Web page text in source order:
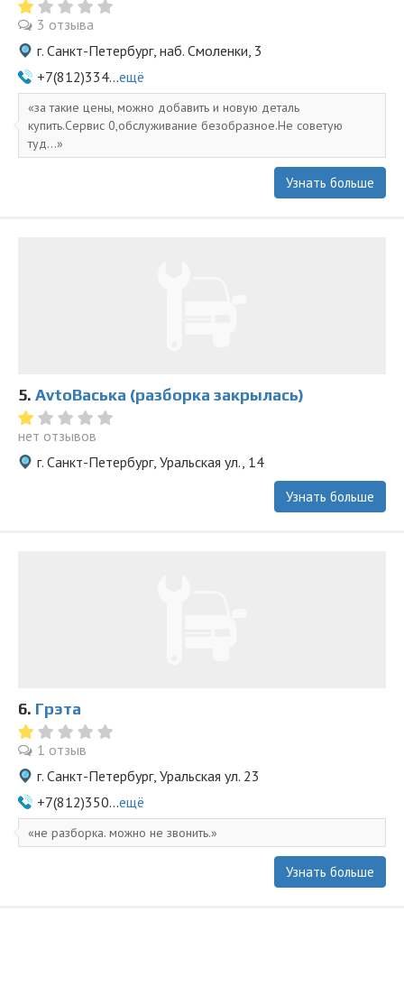
3 отзыва
г. Санкт-Петербург, наб. Смоленки, 3
+7(812)334...ещё
за такие цены, можно добавить и новую деталь
купить.Сервис 0,обслуживание безобразное.Не советую
туд...
Узнать больше
5. AvtoВаська (разборка закрылась)
нет отзывов
г. Санкт-Петербург, Уральская ул., 14
Узнать больше
6. Грэта
1 отзыв
г. Санкт-Петербург, Уральская ул. 23
+7(812)350...ещё
не разборка. можно не звонить.
Узнать больше